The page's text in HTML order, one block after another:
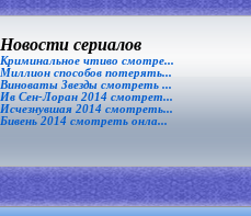
Новости сериалов
Криминальное чтиво смотре...
Миллион способов потерять...
Виноваты Звезды смотреть ...
Ив Сен-Лоран 2014 смотрет...
Исчезнувшая 2014 смотреть...
Бивень 2014 смотреть онла...